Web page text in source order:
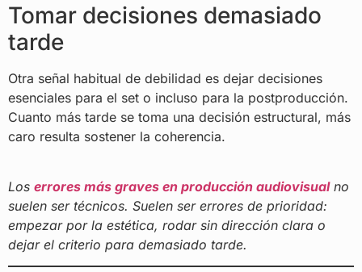
Tomar decisiones demasiado
tarde
Otra señal habitual de debilidad es dejar decisiones
esenciales para el set o incluso para la postproducción.
Cuanto más tarde se toma una decisión estructural, más
caro resulta sostener la coherencia.
Los errores más graves en producción audiovisualno
suelen ser técnicos. Suelen ser errores de prioridad:
empezar por la estética, rodar sin dirección clara o
dejar el criterio para demasiado tarde.